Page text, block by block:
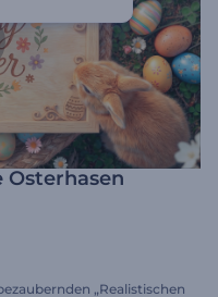
„Realistischen